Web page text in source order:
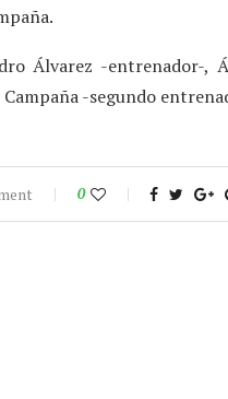
Álvarez -entrenador-,
-segundo
0